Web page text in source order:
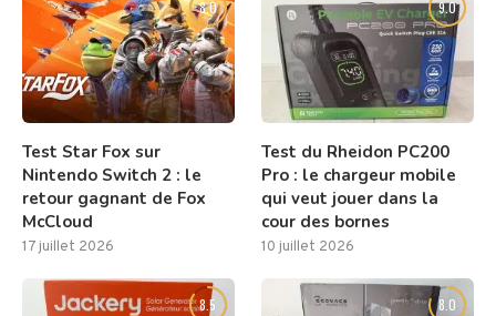
8.0
Test Star Fox sur
Nintendo Switch 2 : le
retour gagnant de Fox
McCloud
17 juillet 2026
9.0
Test du Rheidon PC200
Pro : le chargeur mobile
qui veut jouer dans la
cour des bornes
10 juillet 2026
8.5 8.0